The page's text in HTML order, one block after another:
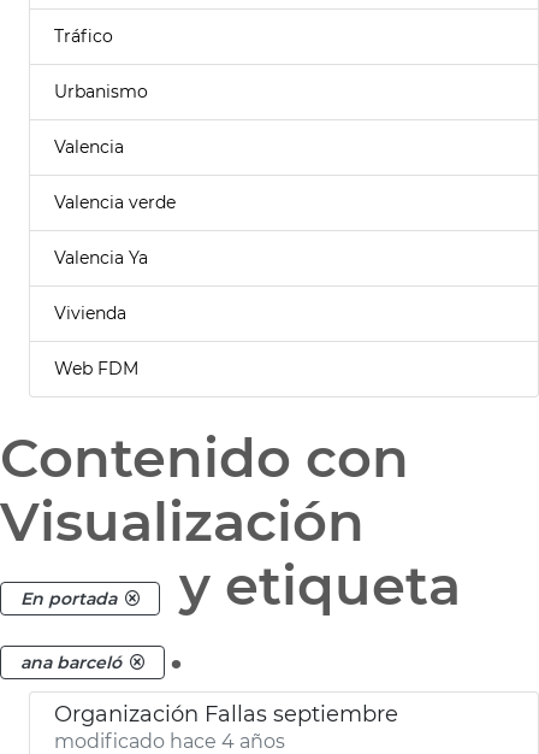
Tráfico
Urbanismo
Valencia
Valencia verde
Valencia Ya
Vivienda
Web FDM
Contenido con
Visualización
En portada y etiqueta
ana barceló .
Organización Fallas septiembre
modificado hace 4 años